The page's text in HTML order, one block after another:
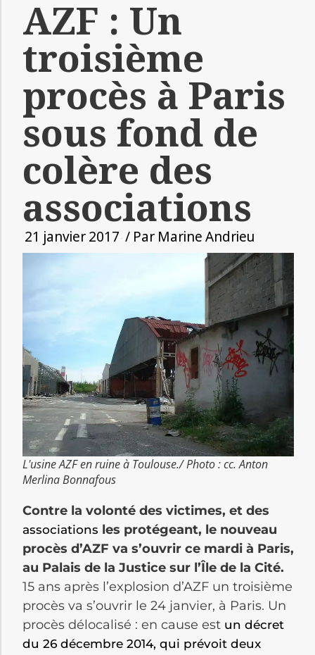
AZF : Un
troisième
procès à Paris
sous fond de
colère des
associations
21 janvier 2017 / Par Marine Andrieu
L'usine AZF en ruine à Toulouse./ Photo : cc. Anton
Merlina Bonnafous
Contre la volonté des victimes, et des
associations les protégeant, le nouveau
procès d’AZF va s’ouvrir ce mardi à Paris,
au Palais de la Justice sur l’Île de la Cité.
15 ans après l’explosion d’AZF un troisième
procès va s’ouvrir le 24 janvier, à Paris. Un
procès délocalisé : en cause est un décret
du 26 décembre 2014, qui prévoit deux